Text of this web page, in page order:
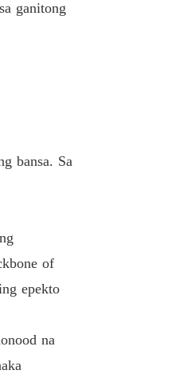
ganitong
bansa. Sa
of
epekto
na